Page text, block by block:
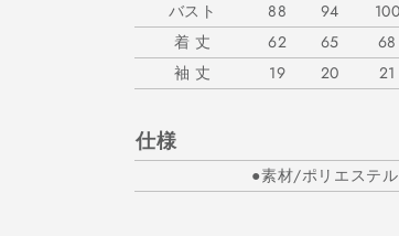
バスト
88 94 100
着 丈
62 65 68
袖 丈
19 20 21
仕様
●素材/ポリエステ